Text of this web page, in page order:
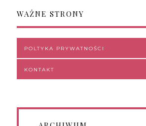
WAŻNE STRONY
POLTYKA PRYWATNOŚCI
KONTAKT